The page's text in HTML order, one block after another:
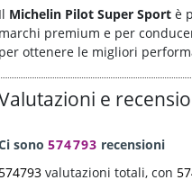
Il Michelin Pilot Super Sport è
marchi premium e per
per ottenere le migliori
e
sono 574793 recensioni
574793 valutazioni totali, con